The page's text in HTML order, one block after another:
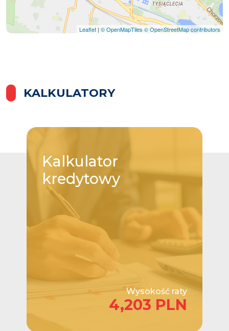
Leaflet | © OpenMapTiles © OpenStreetMap contributors
KALKULATORY
Kalkulator
kredytowy
Wysokość raty
4,203 PLN